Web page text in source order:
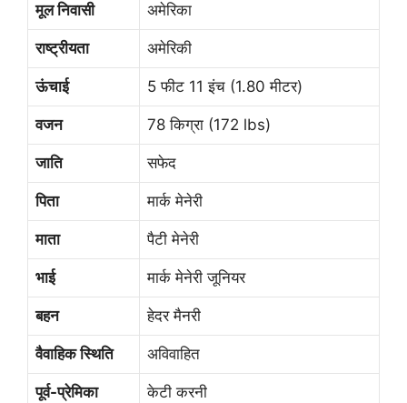
मूल निवासी अमेरिका
राष्ट्रीयता अमेरिकी
ऊंचाई 5 फीट 11 इंच (1.80 मीटर)
वजन 78 किग्रा (172 lbs)
जाति सफेद
पिता मार्क मेनेरी
माता पैटी मेनेरी
भाई मार्क मेनेरी जूनियर
बहन हेदर मैनरी
वैवाहिक स्थिति अविवाहित
पूर्व-प्रेमिका केटी करनी